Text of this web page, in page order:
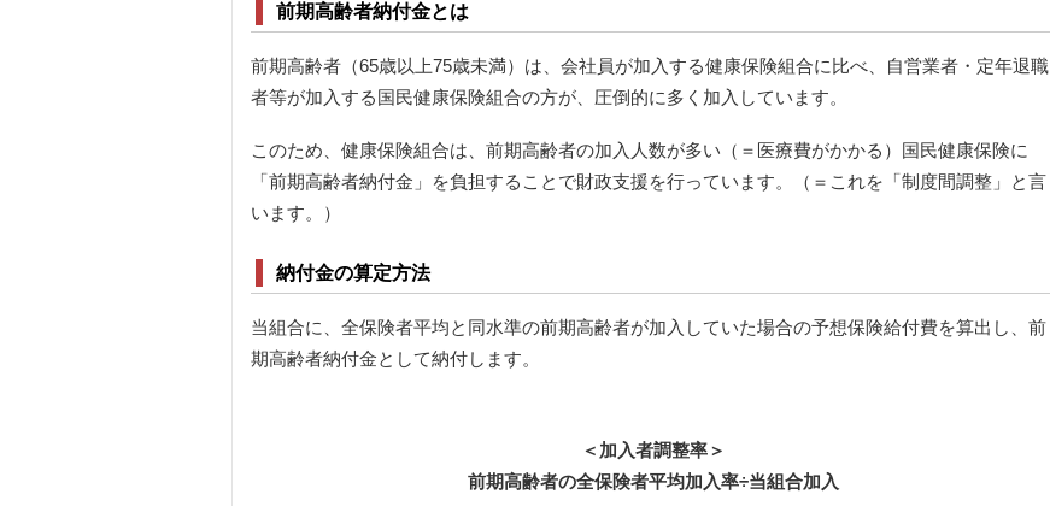
前期高齢者納付金とは
前期高齢者（65歳以上75歳未満）は、会社員が加入する健康保険組合に比べ、自営業者・定年退職
者等が加入する国民健康保険組合の方が、圧倒的に多く加入しています。
このため、健康保険組合は、前期高齢者の加入人数が多い（＝医療費がかかる）国民健康保険に
「前期高齢者納付金」を負担することで財政支援を行っています。（＝これを「制度間調整」と言
います。）
納付金の算定方法
当組合に、全保険者平均と同水準の前期高齢者が加入していた場合の予想保険給付費を算出し、前
期高齢者納付金として納付します。
＜加入者調整率＞
前期高齢者の全保険者平均加入率÷当組合加入